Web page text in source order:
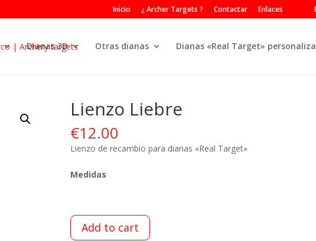
Inicio ¿ Archer Targets ? Contactar Enlaces
Dianas 3D Otras dianas Dianas «Real Target»
Lienzo Liebre
€12.00
Lienzo de recambio para dianas «Real Target»
Medidas
Add to cart